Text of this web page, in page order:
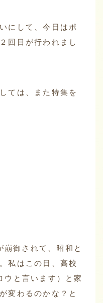
にして、今日はポ
回目が行われまし
ては、また特集を
御されて、昭和と
私はこの日、高校
ウと言います）と家
変わるのかな？と